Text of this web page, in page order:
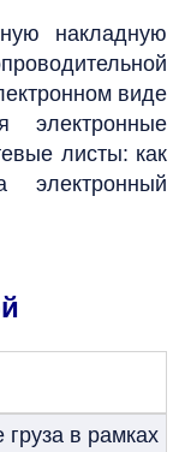
накладную
виде
листы: как
электронный
груза в рамках